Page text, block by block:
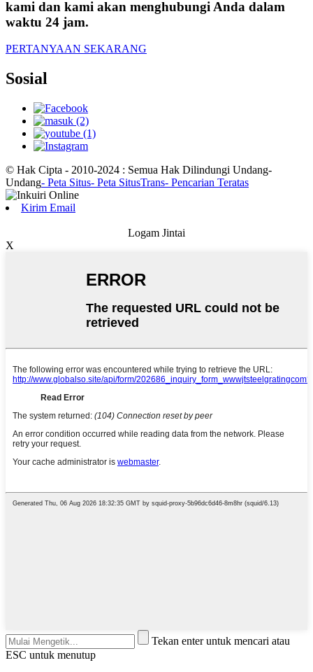
kami dan kami akan menghubungi Anda dalam
waktu 24 jam.
PERTANYAAN SEKARANG
Sosial
© Hak Cipta - 2010-2024 : Semua Hak Dilindungi Undang-
Undang- Peta Situs- Peta SitusTrans- Pencarian Teratas
Kirim Email
Logam Jintai
X
Tekan enter untuk mencari atau
ESC untuk menutup